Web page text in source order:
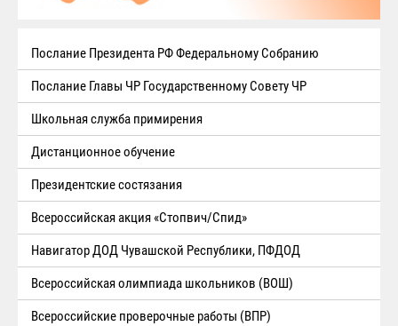
Послание Президента РФ Федеральному Собранию
Послание Главы ЧР Государственному Совету ЧР
Школьная служба примирения
Дистанционное обучение
Президентские состязания
Всероссийская акция «Стопвич/Спид»
Навигатор ДОД Чувашской Республики, ПФДОД
Всероссийская олимпиада школьников (ВОШ)
Всероссийские проверочные работы (ВПР)